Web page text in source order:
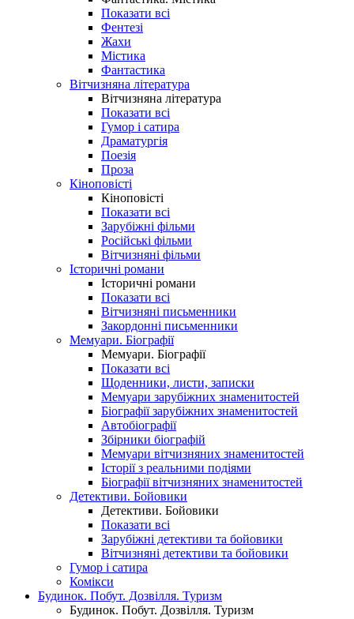
Показати всі
Фентезі
Жахи
Містика
Фантастика
Вітчизняна література
Вітчизняна література
Показати всі
Гумор і сатира
Драматургія
Поезія
Проза
Кіноповісті
Кіноповісті
Показати всі
Зарубіжні фільми
Російські фільми
Вітчизняні фільми
Історичні романи
Історичні романи
Показати всі
Вітчизняні письменники
Закордонні письменники
Мемуари. Біографії
Мемуари. Біографії
Показати всі
Щоденники, листи, записки
Мемуари зарубіжних знаменитостей
Біографії зарубіжних знаменитостей
Автобіографії
Збірники біографій
Мемуари вітчизняних знаменитостей
Історії з реальними подіями
Біографії вітчизняних знаменитостей
Детективи. Бойовики
Детективи. Бойовики
Показати всі
Зарубіжні детективи та бойовики
Вітчизняні детективи та бойовики
Гумор і сатира
Комікси
Будинок. Побут. Дозвілля. Туризм
Будинок. Побут. Дозвілля. Туризм